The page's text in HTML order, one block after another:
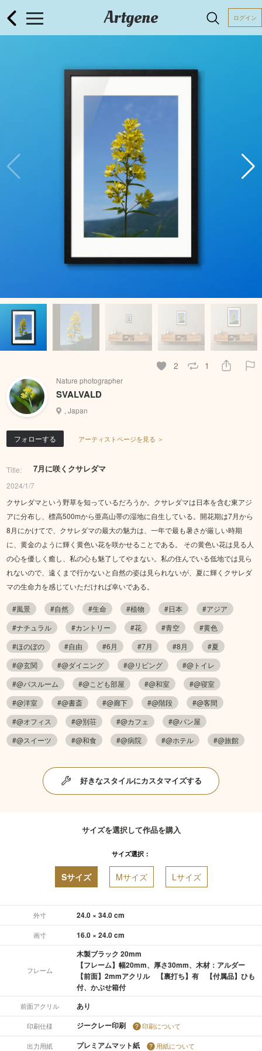
Artgene ログイン
2 1
Nature photographer
SVALVALD
, Japan
フォローする アーティストページを見る ＞
Title: 7月に咲くクサレダマ
2024/1/7
クサレダマという野草を知っているだろうか。クサレダマは日本を含む東アジ
アに分布し、標高500mから亜高山帯の湿地に自生している。開花期は7月から
8月にかけてで、クサレダマの最大の魅力は、一年で最も暑さが厳しい時期
に、黄金のように輝く黄色い花を咲かせることである。 その黄色い花は見る人
の心を優しく癒し、私の心も魅了してやまない。私の住んでいる低地では見ら
れないので、遠くまで行かないと自然の姿は見られないが、夏に輝くクサレダ
マの生命力を感じていただければ幸いである。
#風景 #自然 #生命 #植物 #日本
#アジア
#ナチュラル
#カントリー #花 #青空
#黄色
#ほのぼの
#自由 #6月 #7月 #8月
#夏
#@玄関
#@ダイニング #@リビング
#@トイレ
#@バスルーム
#@こども部屋 #@和室
#@寝室
#@洋室
#@書斎 #@廊下 #@階段
#@客間
#@オフィス
#@別荘 #@カフェ
#@パン屋
#@スイーツ
#@和食 #@病院 #@ホテル #@旅館
好きなスタイルにカスタマイズする
サイズを選択して作品を購入
サイズ選択：
Sサイズ Mサイズ Lサイズ
外寸 24.0 × 34.0 cm
画寸 16.0 × 24.0 cm
フレーム
木製ブラック 20mm
【フレーム】幅20mm、厚さ30mm、木材：アルダー
【前面】2mmアクリル 【裏打ち】有 【付属品】ひも
付、かぶせ箱付
前面アクリル あり
印刷仕様 ジークレー印刷 印刷について
出力用紙 プレミアムマット紙 用紙について